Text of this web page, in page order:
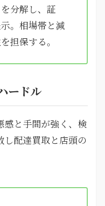
分解し、証
。相場帯と減
担保する。
ードル
感と手間が強く、検
配達買取と店頭の